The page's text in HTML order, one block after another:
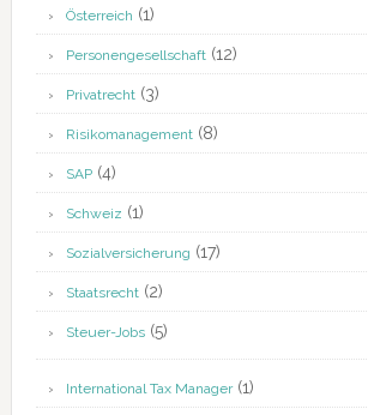
Österreich (1)
Personengesellschaft(12)
Privatrecht(3)
Risikomanagement(8)
SAP(4)
Schweiz (1)
Sozialversicherung (17)
Staatsrecht(2)
Steuer-Jobs(5)
International Tax Manager(1)